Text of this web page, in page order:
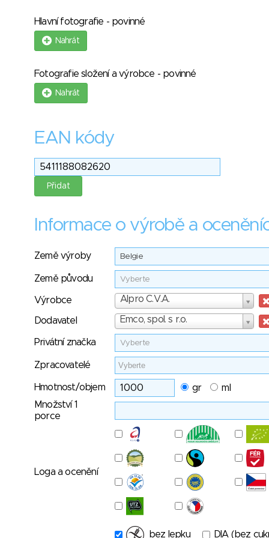
Hlavní fotografie - povinné
Nahrát
Fotografie složení a výrobce - povinné
Nahrát
EAN kódy
Informace o výrobě a
Země výroby Belgie
Země původu Vyberte
Výrobce Alpro C.V.A.
Výrobce
Dodavatel Emco, spol. s r.o.
Dodavatel
Privátní značka Vyberte
Zpracovatelé
Hmotnost/objem gr
ml
Množství 1
porce
Loga a ocenění
bez lepku DIA (bez